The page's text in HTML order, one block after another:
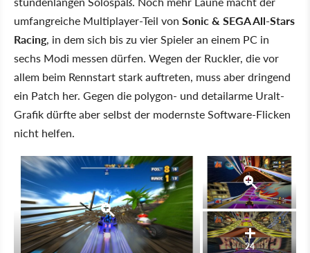
umfangreiche Multiplayer-Teil von Sonic & SEGA All-Stars
Racing, in dem sich bis zu vier Spieler an einem PC in
sechs Modi messen dürfen. Wegen der Ruckler, die vor
allem beim Rennstart stark auftreten, muss aber dringend
ein Patch her. Gegen die polygon- und detailarme Uralt-
Grafik dürfte aber selbst der modernste Software-Flicken
nicht helfen.
24